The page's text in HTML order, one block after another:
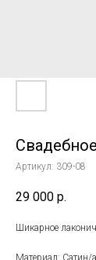
Артикул: 309-08
29 000 р.
Шикарное